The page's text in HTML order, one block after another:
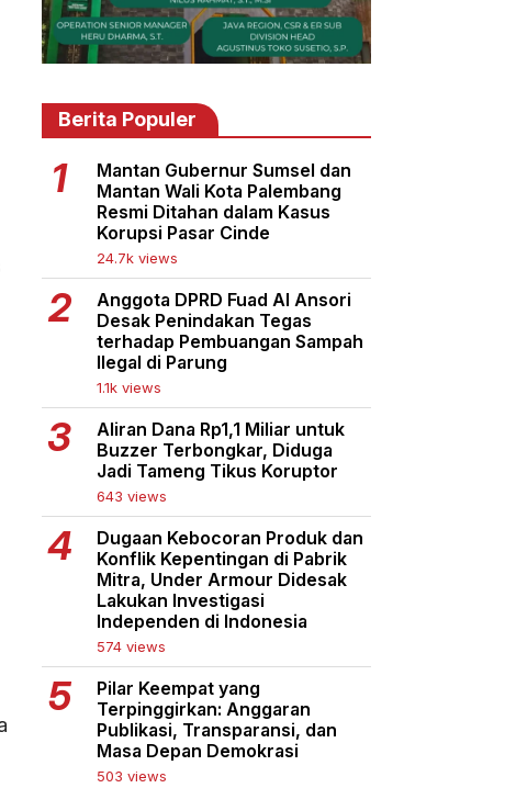
Berita Populer
Mantan Gubernur Sumsel dan
Mantan Wali Kota Palembang
Resmi Ditahan dalam Kasus
Korupsi Pasar Cinde
24.7k views
Anggota DPRD Fuad Al Ansori
Desak Penindakan Tegas
terhadap Pembuangan Sampah
Ilegal di Parung
1.1k views
Aliran Dana Rp1,1 Miliar untuk
Buzzer Terbongkar, Diduga
Jadi Tameng Tikus Koruptor
643 views
Dugaan Kebocoran Produk dan
Konflik Kepentingan di Pabrik
Mitra, Under Armour Didesak
Lakukan Investigasi
Independen di Indonesia
574 views
Pilar Keempat yang
Terpinggirkan: Anggaran
Publikasi, Transparansi, dan
Masa Depan Demokrasi
503 views